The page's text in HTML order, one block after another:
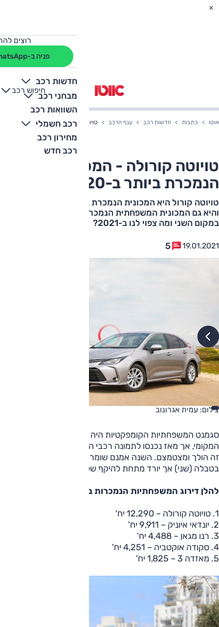
רוצים
פניה ב-WhatsApp
חדשות רכב
מבחני רכב
השוואות רכב
רכב חשמלי
מחירון רכב
רכב חדש
חיפוש רכב
+
-
אוטו כתבות חדשות רכב ענף הרכב טויוטה קורולה - המכונית הנמכרת ביותר ב-2020
טויוטה קורולה - המכונית
הנמכרת ביותר ב-2020 בישראל
והיא גם המכונית המשפחתית הנמכרת ביותר בישראל. מי
במקום השני ומה צפוי לנו ב-2021?
19.01.2021
5
צילום: עמית אגרונוב
סגמנט המשפחתיות הקומפקטיות היה בעבר הדומיננטי בשוק
המקומי, אך מאז נכנסו לתמונה רכבי הפנאי הקומפקטיים סגמנט
זה הולך ומצטמצם. השנה אמנם שומר הסגמנט על מקומו
בטבלה (שני) אך יורד מתחת להיקף של 20% מכלל השוק.
להלן דירוג המשפחתיות הנמכרות ב-2020
1. טויוטה קורולה – 12,290 יח'
2. יונדאי איוניק – 9,911 יח'
3. רנו מגאן – 4,488 יח'
4. סקודה אוקטביה – 4,251 יח'
5. מאזדה 3 – 1,825 יח'